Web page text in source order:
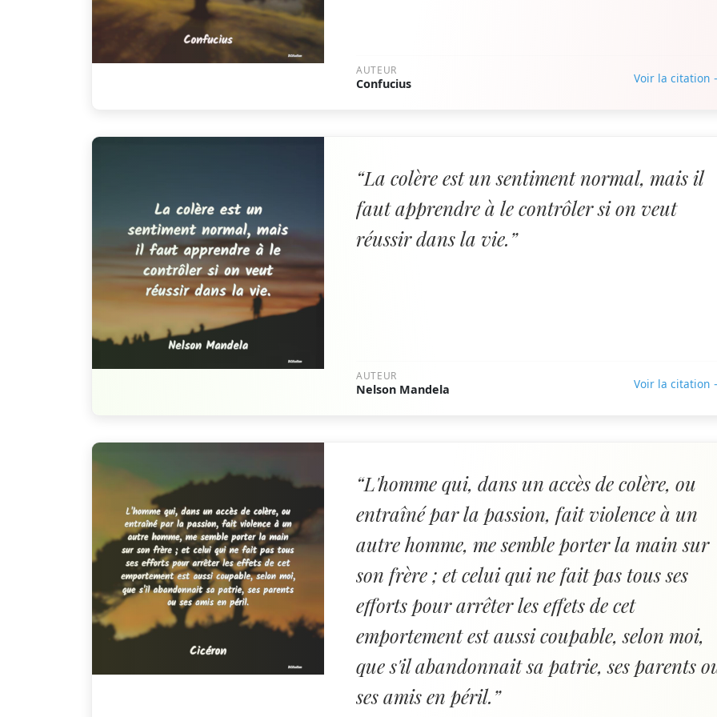
AUTEUR
Confucius Voir la citation
“La colère est un sentiment normal, mais il
faut apprendre à le contrôler si on veut
réussir dans la vie.”
AUTEUR
Nelson Mandela Voir la citation
“L'homme qui, dans un accès de colère, ou
entraîné par la passion, fait violence à un
autre homme, me semble porter la main sur
son frère ; et celui qui ne fait pas tous ses
efforts pour arrêter les effets de cet
emportement est aussi coupable, selon moi,
que s'il abandonnait sa patrie, ses parents
ses amis en péril.”